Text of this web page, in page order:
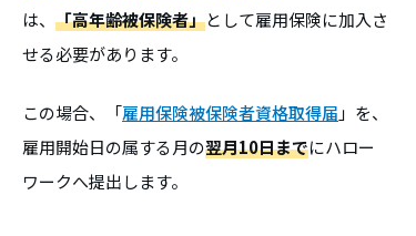
は、 「高年齢被保険者」として雇用保険に加入さ
せる必要があります。
この場合、「雇用保険被保険者資格取得届 」を、
雇用開始日の属する月の翌月10日までにハロー
ワークへ提出します。